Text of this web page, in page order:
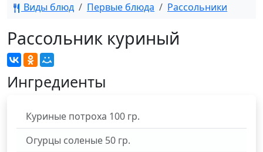
Виды блюд Первые блюда Рассольники
Рассольник куриный
Ингредиенты
Куриные потроха 100 гр.
Огурцы соленые 50 гр.